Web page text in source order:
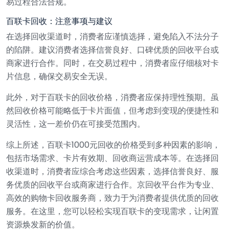
百联卡回收：注意事项与建议
在选择回收渠道时，消费者应谨慎选择，避免陷入不法分子
的陷阱。建议消费者选择信誉良好、口碑优质的回收平台或
商家进行合作。同时，在交易过程中，消费者应仔细核对卡
片信息，确保交易安全无误。
此外，对于百联卡的回收价格，消费者应保持理性预期。虽
然回收价格可能略低于卡片面值，但考虑到变现的便捷性和
灵活性，这一差价仍在可接受范围内。
综上所述，百联卡1000元回收的价格受到多种因素的影响，
包括市场需求、卡片有效期、回收商运营成本等。在选择回
收渠道时，消费者应综合考虑这些因素，选择信誉良好、服
务优质的回收平台或商家进行合作。京回收平台作为专业、
高效的购物卡回收服务商，致力于为消费者提供优质的回收
服务。在这里，您可以轻松实现百联卡的变现需求，让闲置
资源焕发新的价值。